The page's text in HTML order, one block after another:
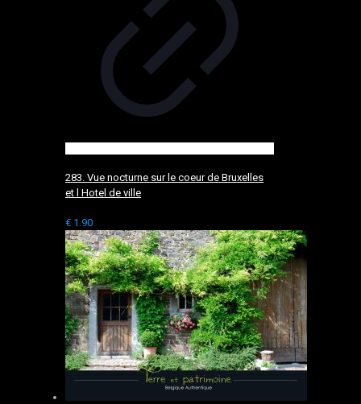
283. Vue nocturne sur le coeur de Bruxelles
et l Hotel de ville
€ 1.90